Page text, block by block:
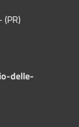
delle-